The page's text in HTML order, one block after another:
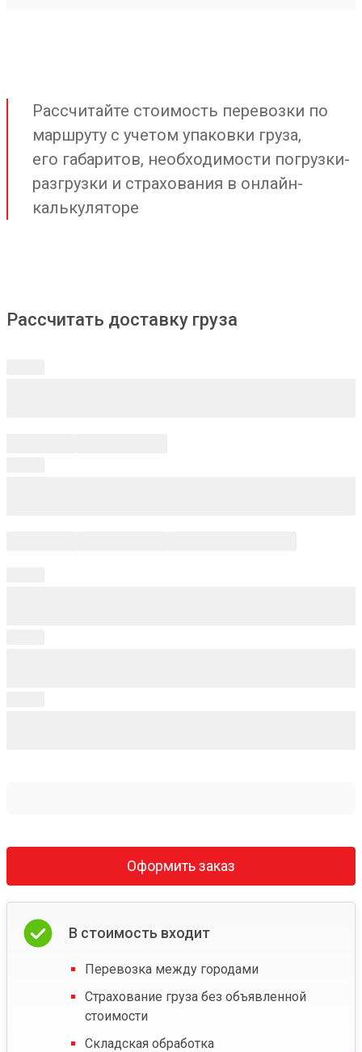
Рассчитайте стоимость перевозки по
маршруту с учетом упаковки груза,
его габаритов, необходимости погрузки-
разгрузки и страхования в онлайн-
калькуляторе
Рассчитать доставку груза
Оформить заказ
В стоимость входит
Перевозка между городами
Страхование груза без объявленной
стоимости
Складская обработка